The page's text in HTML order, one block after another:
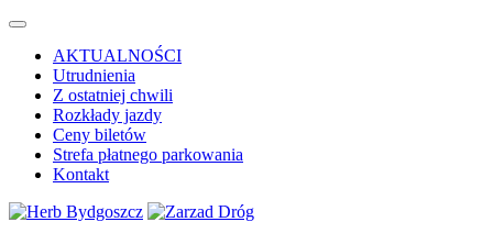
AKTUALNOŚCI
Utrudnienia
Z ostatniej chwili
Rozkłady jazdy
Ceny biletów
Strefa płatnego parkowania
Kontakt